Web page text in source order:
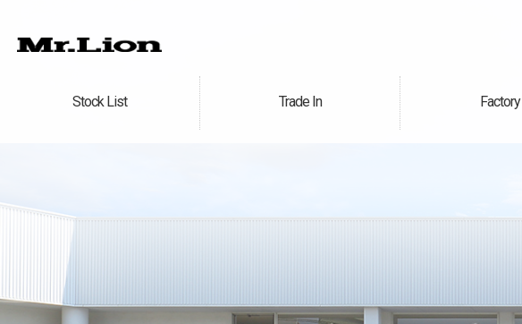
Stock List
在庫車情報 Trade In
買取無料査定 Factory
自社工場